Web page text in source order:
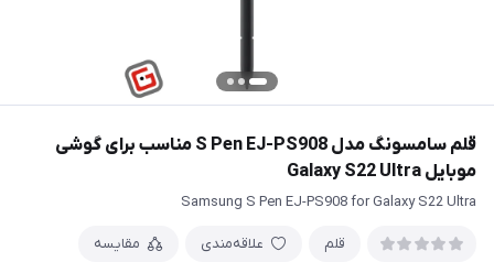
قلم سامسونگ مدل S Pen EJ-PS908 مناسب برای گوشی
موبایل Galaxy S22 Ultra
Samsung S Pen EJ-PS908 for Galaxy S22 Ultra
قلم علاقه‌مندی مقایسه